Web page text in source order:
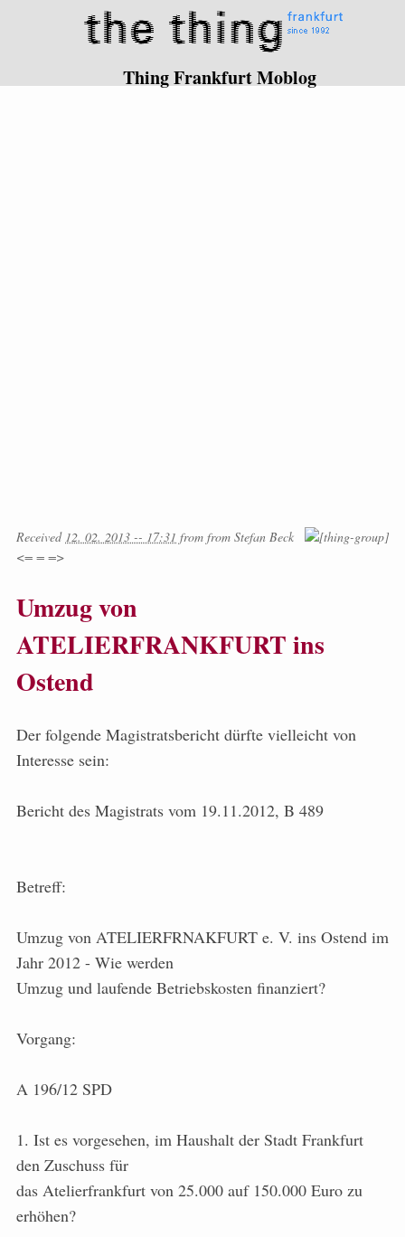
Thing Frankfurt Moblog
Received 12. 02. 2013 -- 17:31 from from Stefan Beck
<= = =>
Umzug von
ATELIERFRANKFURT ins
Ostend
Der folgende Magistratsbericht dürfte vielleicht von
Interesse sein:
Bericht des Magistrats vom 19.11.2012, B 489
Betreff:
Umzug von ATELIERFRNAKFURT e. V. ins Ostend im
Jahr 2012 - Wie werden
Umzug und laufende Betriebskosten finanziert?
Vorgang:
A 196/12 SPD
1. Ist es vorgesehen, im Haushalt der Stadt Frankfurt
den Zuschuss für
das Atelierfrankfurt von 25.000 auf 150.000 Euro zu
erhöhen?